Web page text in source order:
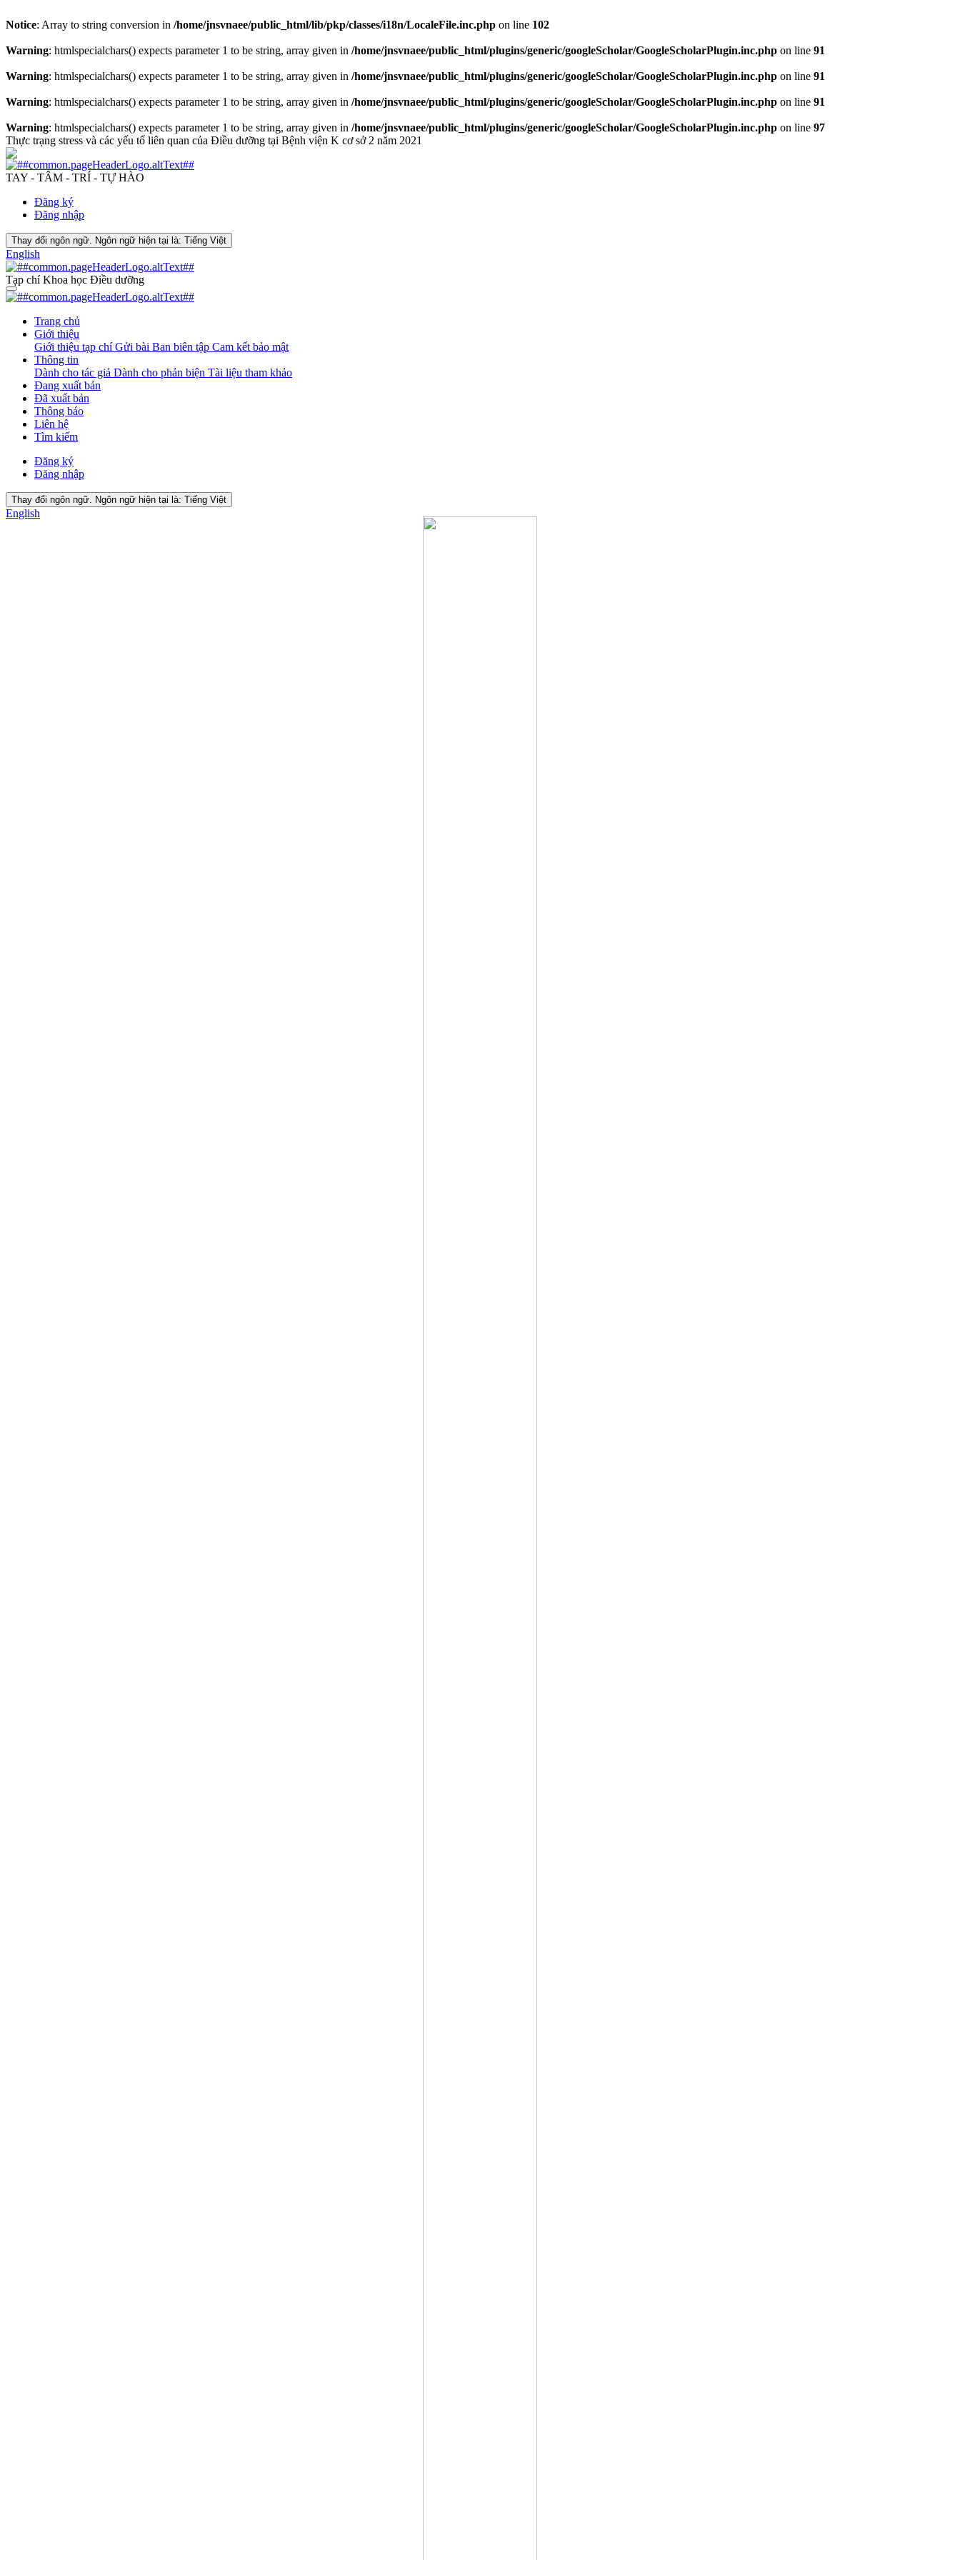
Notice: Array to string conversion in /home/jnsvnaee/public_html/lib/pkp/classes/i18n/LocaleFile.inc.php on line 102
Warning: htmlspecialchars() expects parameter 1 to be string, array given in /home/jnsvnaee/public_html/plugins/generic/googleScholar/GoogleScholarPlugin.inc.php on line 91
Warning: htmlspecialchars() expects parameter 1 to be string, array given in /home/jnsvnaee/public_html/plugins/generic/googleScholar/GoogleScholarPlugin.inc.php on line 91
Warning: htmlspecialchars() expects parameter 1 to be string, array given in /home/jnsvnaee/public_html/plugins/generic/googleScholar/GoogleScholarPlugin.inc.php on line 91
Warning: htmlspecialchars() expects parameter 1 to be string, array given in /home/jnsvnaee/public_html/plugins/generic/googleScholar/GoogleScholarPlugin.inc.php on line 97
Thực trạng stress và các yếu tố liên quan của Điều dưỡng tại Bệnh viện K cơ sở 2 năm 2021
TAY - TÂM - TRÍ - TỰ HÀO
Đăng ký
Đăng nhập
Thay đổi ngôn ngữ. Ngôn ngữ hiện tại là: Tiếng Việt
English
Tạp chí Khoa học Điều dưỡng
Trang chủ
Giới thiệu
Giới thiệu tạp chíGửi bài Ban biên tập Cam kết bảo mật
Thông tin
Dành cho tác giả Dành cho phản biện Tài liệu tham khảo
Đang xuất bản
Đã xuất bản
Thông báo
Liên hệ
Tìm kiếm
Đăng ký
Đăng nhập
Thay đổi ngôn ngữ. Ngôn ngữ hiện tại là: Tiếng Việt
English